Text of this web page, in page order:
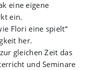
eine eigene
ein.
Flori eine spielt“
her.
gleichen Zeit das
und Seminare